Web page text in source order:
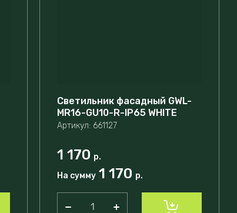
Светильник фасадный GWL-
MR16-GU10-R-IP65 WHITE
Артикул: 661127
1 170 р.
На сумму 1 170 р.